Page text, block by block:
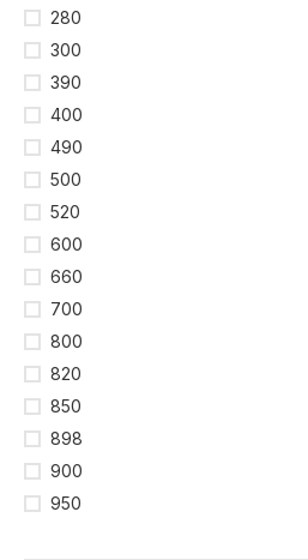
280
300
390
400
490
500
520
600
660
700
800
820
850
898
900
950